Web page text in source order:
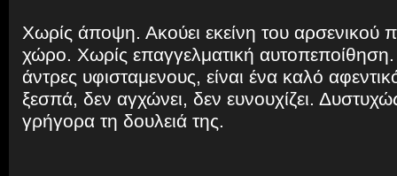
Χωρίς άποψη. Ακούει εκείνη του αρσενικού
χώρο. Χωρίς επαγγελματική αυτοπεποίθηση.
άντρες υφισταμενους, είναι ένα καλό
ξεσπά, δεν αγχώνει, δεν ευνουχίζει.
γρήγορα τη δουλειά της.